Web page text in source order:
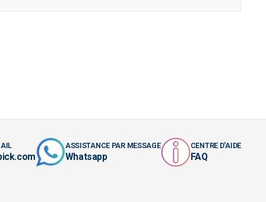
ASSISTANCE PAR MESSAGE
Whatsapp
CENTRE D'AIDE
FAQ